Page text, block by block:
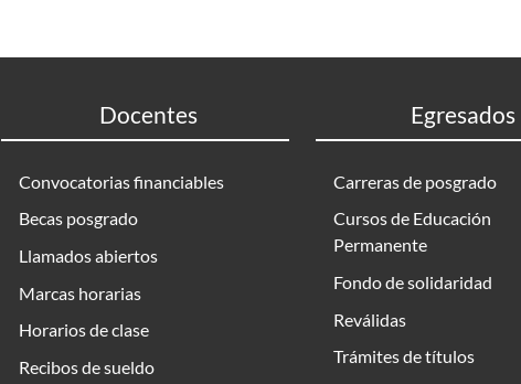
Docentes
Convocatorias financiables
Becas posgrado
Llamados abiertos
Marcas horarias
Horarios de clase
Recibos de sueldo
Egresados
Carreras de posgrado
Cursos de Educación
Permanente
Fondo de solidaridad
Reválidas
Trámites de títulos